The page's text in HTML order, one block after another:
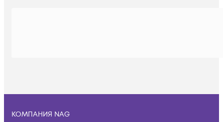
КОМПАНИЯ NAG